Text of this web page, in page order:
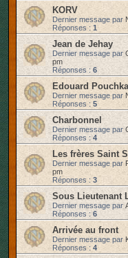
KORV
Dernier message par
Réponses : 1
Jean de Jehay
Dernier message par
pm
Réponses : 6
Edouard Pouchka
Dernier message par
Réponses : 5
Charbonnel
Dernier message par
Réponses : 4
Les frères Saint
Dernier message par
pm
Réponses : 3
Sous Lieutenant
Dernier message par
Réponses : 6
Arrivée au front
Dernier message par
Réponses : 4